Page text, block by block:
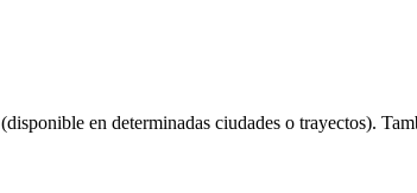
(disponible en determinadas ciudades o trayectos).